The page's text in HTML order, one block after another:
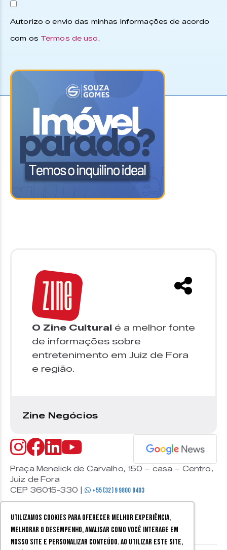
Utilizamos cookies para oferecer melhor experiência,
melhorar o desempenho, analisar como você interage em
nosso site e personalizar conteúdo. Ao utilizar este site,
Autorizo o envio das minhas informações de acordo
com os Termos de uso.
O Zine Cultural é a melhor fonte
de informações sobre
entretenimento em Juiz de Fora
e região.
Zine Negócios
Praça Menelick de Carvalho, 150 – casa – Centro,
Juiz de Fora
CEP 36015-330 |
+55 (32) 9 9800 8403